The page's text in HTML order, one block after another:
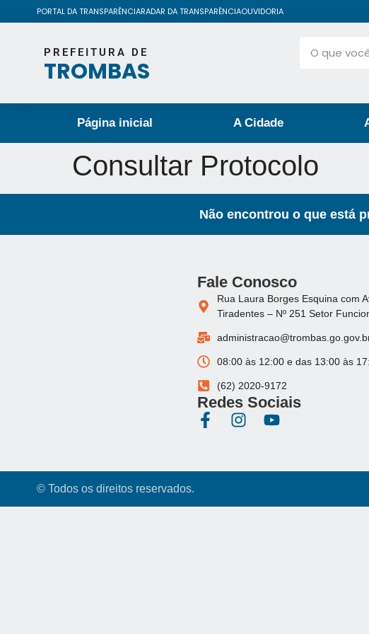
PORTAL DA TRANSPARÊNCIARADAR DA TRANSPARÊNCIAOUVIDORIA
PREFEITURA DE
TROMBAS
Página inicial A Cidade
Consultar Protocolo
Não encontrou o que está
Fale Conosco
Rua Laura Borges Esquina com
Tiradentes – Nº 251 Setor
08:00 às 12:00 e das 13:00 às
(62) 2020-9172
Redes Sociais
© Todos os direitos reservados.